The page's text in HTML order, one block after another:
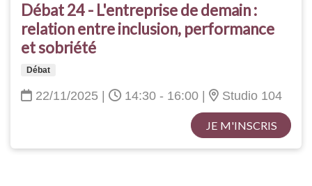
Débat 24 - L'entreprise de demain :
relation entre inclusion, performance
et sobriété
Débat
22/11/2025 14:30 - 16:00 Studio 104
JE M'INSCRIS